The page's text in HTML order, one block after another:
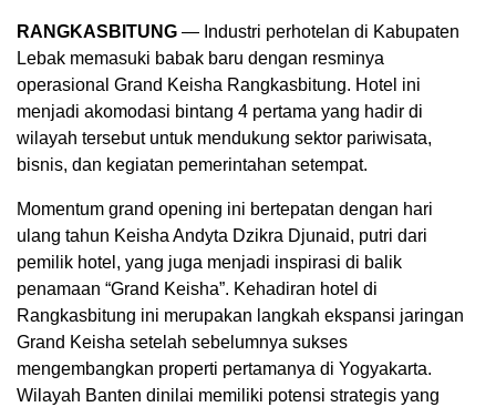
RANGKASBITUNG — Industri perhotelan di Kabupaten
Lebak memasuki babak baru dengan resminya
operasional Grand Keisha Rangkasbitung. Hotel ini
menjadi akomodasi bintang 4 pertama yang hadir di
wilayah tersebut untuk mendukung sektor pariwisata,
bisnis, dan kegiatan pemerintahan setempat.
​Momentum grand opening ini bertepatan dengan hari
ulang tahun Keisha Andyta Dzikra Djunaid, putri dari
pemilik hotel, yang juga menjadi inspirasi di balik
penamaan “Grand Keisha”. Kehadiran hotel di
Rangkasbitung ini merupakan langkah ekspansi jaringan
Grand Keisha setelah sebelumnya sukses
mengembangkan properti pertamanya di Yogyakarta.
Wilayah Banten dinilai memiliki potensi strategis yang